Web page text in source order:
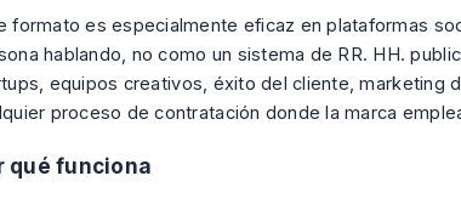
formato es especialmente eficaz en plataformas
hablando, no como un sistema de RR. HH.
equipos creativos, éxito del cliente, marketing
proceso de contratación donde la marca
qué funciona